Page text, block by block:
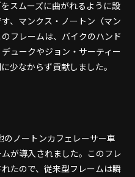
スムーズに曲がれるように設
、マンクス・ノートン（マン
フレームは、バイクのハンド
ュークやジョン・サーティー
少なからず貢献しました。
ノートンカフェレーサー車
が導入されました。このフレ
たので、従来型フレームは瞬